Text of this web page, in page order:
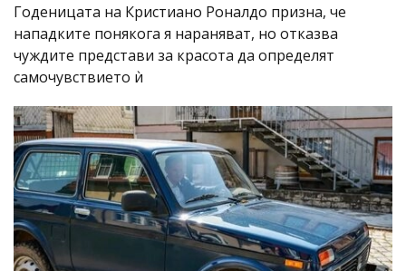
Годеницата на Кристиано Роналдо призна, че
нападките понякога я нараняват, но отказва
чуждите представи за красота да определят
самочувствието ѝ